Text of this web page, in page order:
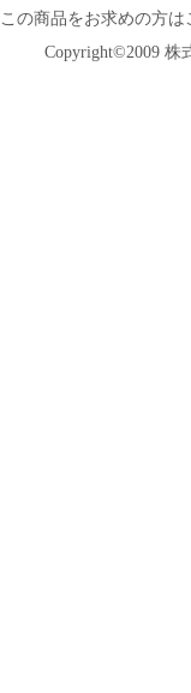
この商品をお求めの方
Copyright©2009 株